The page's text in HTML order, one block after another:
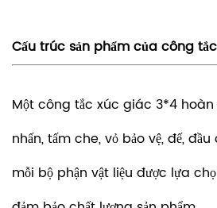
Cấu trúc sản phẩm của công
Một công tắc xúc giác 3*4
nhấn, tấm che, vỏ bảo vệ, đế,
mỗi bộ phận vật liệu được lựa